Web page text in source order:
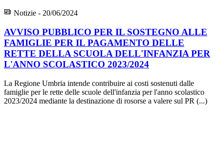
Notizie - 20/06/2024
AVVISO PUBBLICO PER IL SOSTEGNO ALLE
FAMIGLIE PER IL PAGAMENTO DELLE
RETTE DELLA SCUOLA DELL'INFANZIA PER
L'ANNO SCOLASTICO 2023/2024
La Regione Umbria intende contribuire ai costi sostenuti dalle
famiglie per le rette delle scuole dell'infanzia per l'anno scolastico
2023/2024 mediante la destinazione di rosorse a valere sul PR (...)